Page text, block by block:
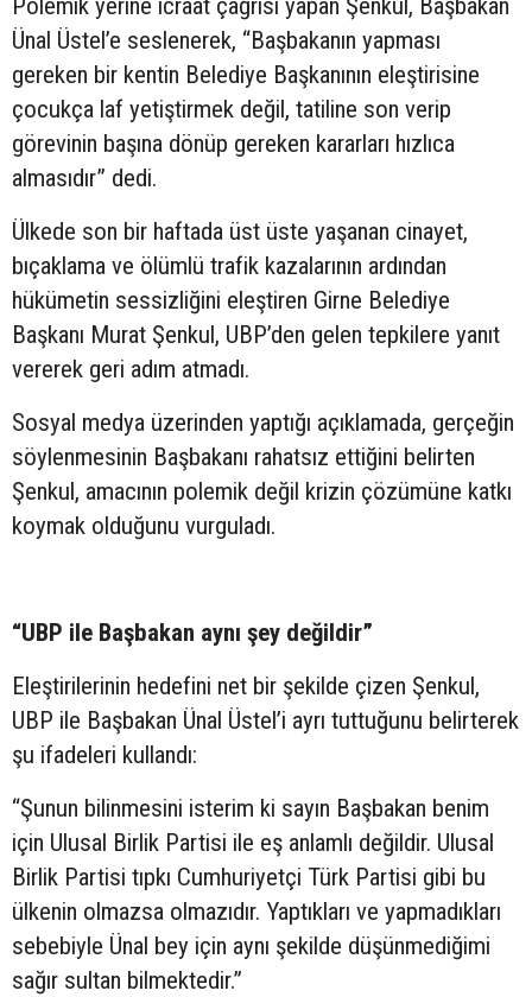
Polemik yerine icraat çağrısı yapan Şenkul, Başbakan
Ünal Üstel’e seslenerek, “Başbakanın yapması
gereken bir kentin Belediye Başkanının eleştirisine
çocukça laf yetiştirmek değil, tatiline son verip
görevinin başına dönüp gereken kararları hızlıca
almasıdır” dedi.
Ülkede son bir haftada üst üste yaşanan cinayet,
bıçaklama ve ölümlü trafik kazalarının ardından
hükümetin sessizliğini eleştiren Girne Belediye
Başkanı Murat Şenkul, UBP’den gelen tepkilere yanıt
vererek geri adım atmadı.
Sosyal medya üzerinden yaptığı açıklamada, gerçeğin
söylenmesinin Başbakanı rahatsız ettiğini belirten
Şenkul, amacının polemik değil krizin çözümüne katkı
koymak olduğunu vurguladı.
“UBP ile Başbakan aynı şey değildir”
Eleştirilerinin hedefini net bir şekilde çizen Şenkul,
UBP ile Başbakan Ünal Üstel’i ayrı tuttuğunu belirterek
şu ifadeleri kullandı:
“Şunun bilinmesini isterim ki sayın Başbakan benim
için Ulusal Birlik Partisi ile eş anlamlı değildir. Ulusal
Birlik Partisi tıpkı Cumhuriyetçi Türk Partisi gibi bu
ülkenin olmazsa olmazıdır. Yaptıkları ve yapmadıkları
sebebiyle Ünal bey için aynı şekilde düşünmediğimi
sağır sultan bilmektedir.”